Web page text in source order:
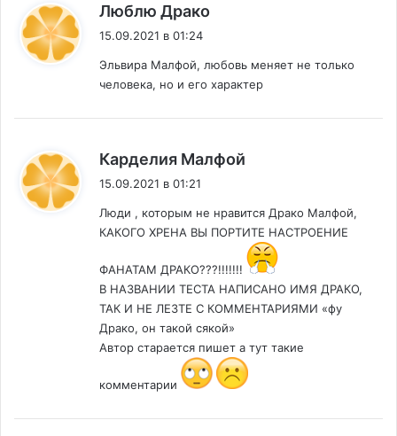
Люблю Драко
15.09.2021 в 01:24
Эльвира Малфой, любовь меняет не только
человека, но и его характер
Карделия Малфой
15.09.2021 в 01:21
Люди , которым не нравится Драко Малфой,
КАКОГО ХРЕНА ВЫ ПОРТИТЕ НАСТРОЕНИЕ
ФАНАТАМ ДРАКО???!!!!!!!
В НАЗВАНИИ ТЕСТА НАПИСАНО ИМЯ ДРАКО,
ТАК И НЕ ЛЕЗТЕ С КОММЕНТАРИЯМИ «фу
Драко, он такой сякой»
Автор старается пишет а тут такие
комментарии